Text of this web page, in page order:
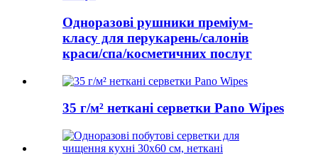
Одноразові рушники преміум-
класу для перукарень/салонів
краси/спа/косметичних послуг
35 г/м² неткані серветки Pano Wipes